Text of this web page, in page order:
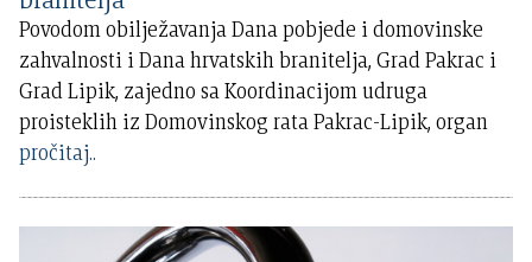
Povodom obilježavanja Dana pobjede i domovinske
zahvalnosti i Dana hrvatskih branitelja, Grad Pakrac i
Grad Lipik, zajedno sa Koordinacijom udruga
proisteklih iz Domovinskog rata Pakrac-Lipik, organ
pročitaj..